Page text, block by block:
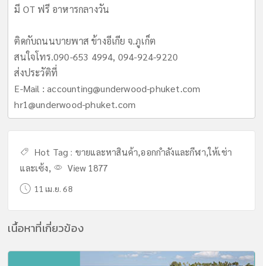
มี OT ฟรี อาหารกลางวัน
ติดกับถนนบายพาส ข้างอีเกีย จ.ภูเก็ต
สนใจโทร.090-653 4994, 094-924-9220
ส่งประวัติที่
E-Mail :accounting@underwood-phuket.com
hr1@underwood-phuket.com
Hot Tag : ขายและหาสินค้า,ออกกำลังและกีฬา,ให้เช่า
และเซ้ง, View 1877
11 เม.ย. 68
เนื้อหาที่เกี่ยวข้อง